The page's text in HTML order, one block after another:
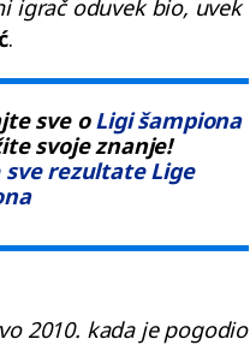
igrač oduvek bio, uvek
.
sve oLigi šampiona
svoje znanje!
sve rezultate Lige
2010. kada je pogodio